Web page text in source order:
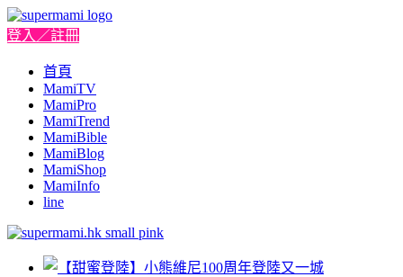
登入／註冊
首頁
MamiTV
MamiPro
MamiTrend
MamiBible
MamiBlog
MamiShop
MamiInfo
line